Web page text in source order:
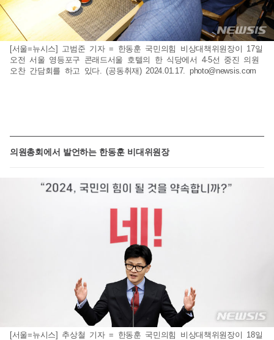
[서울=뉴시스] 고범준 기자 = 한동훈 국민의힘 비상대책위원장이 17일
오전 서울 영등포구 콘래드서울 호텔의 한 식당에서 4·5선 중진 의원
오찬 간담회를 하고 있다. (공동취재) 2024.01.17. photo@newsis.com
의원총회에서 발언하는 한동훈 비대위원장
[서울=뉴시스] 추상철 기자 = 한동훈 국민의힘 비상대책위원장이 18일